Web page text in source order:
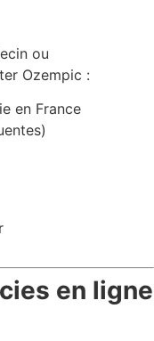
ou
Ozempic :
en France
en ligne